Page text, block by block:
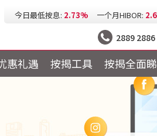
今日最低按息: 2.73% 一个月HIBOR:
今日最低H按:
2889 2886
惠礼遇 按揭工具 按揭全面睇